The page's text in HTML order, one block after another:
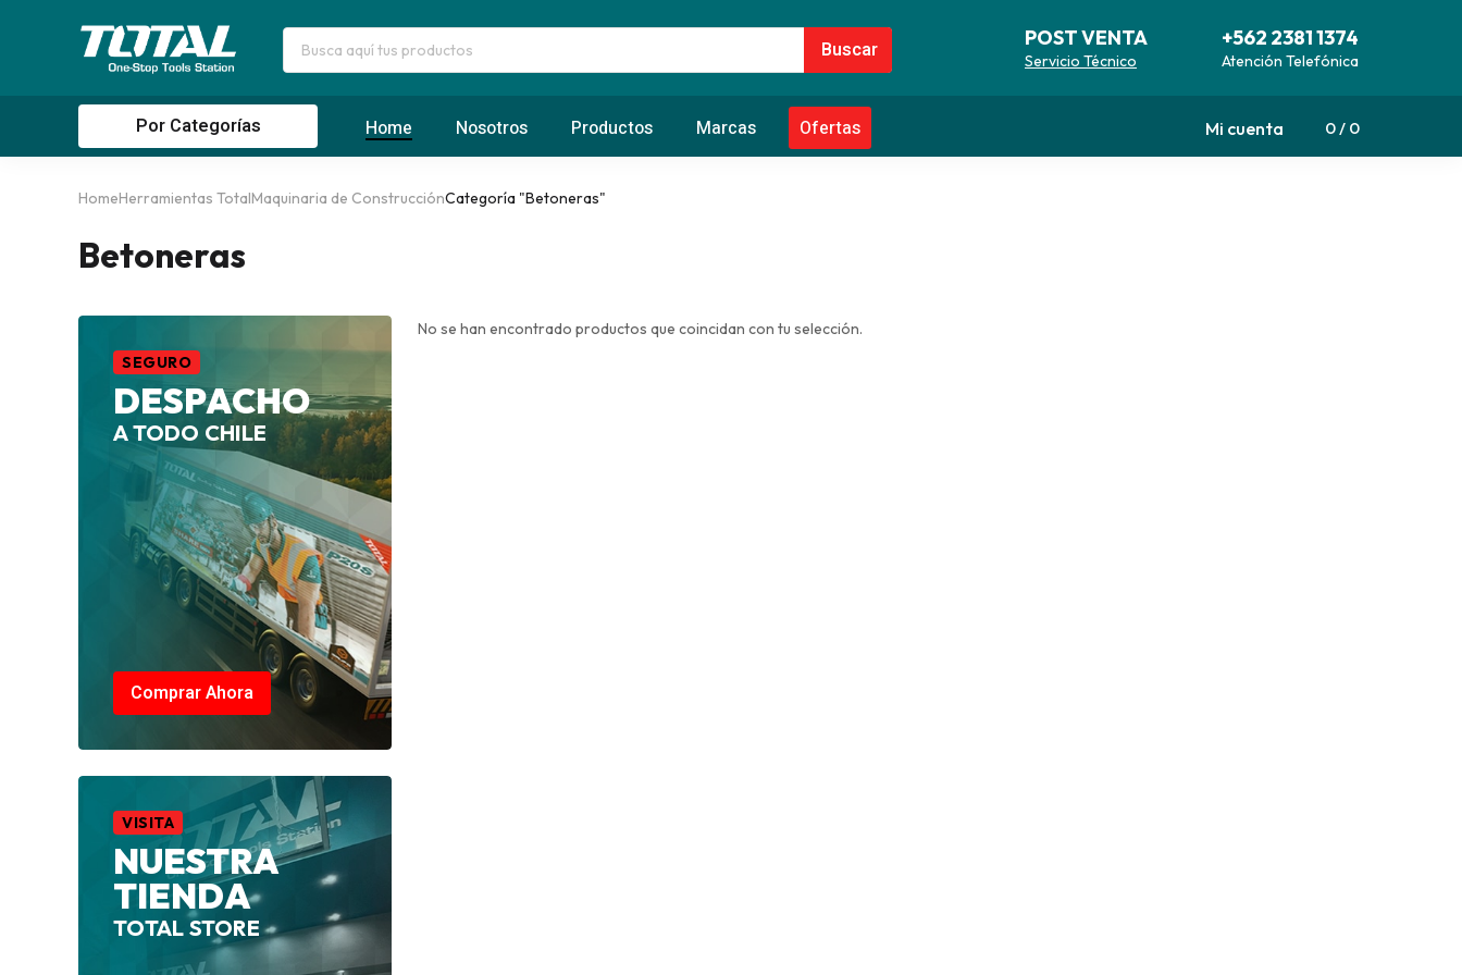
POST VENTA
Servicio Técnico
+562 2381 1374
Atención Telefónica
0 0
Mi cuenta
Por Categorías Home Nosotros Productos Marcas Ofertas
HomeHerramientas TotalMaquinaria de ConstrucciónCategoría "Betoneras"
Betoneras
SEGURO
DESPACHO
A TODO CHILE
Comprar Ahora
VISITA
NUESTRA
TIENDA
TOTAL STORE
No se han encontrado productos que coincidan con tu selección.